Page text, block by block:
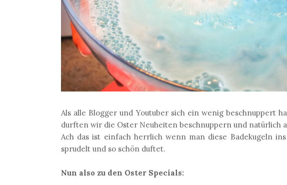
Als alle Blogger und Youtuber sich ein wenig beschnuppert
durften wir die Oster Neuheiten beschnuppern und natürlich
Ach das ist einfach herrlich wenn man diese Badekugeln
sprudelt und so schön duftet.
Nun also zu den Oster Specials: